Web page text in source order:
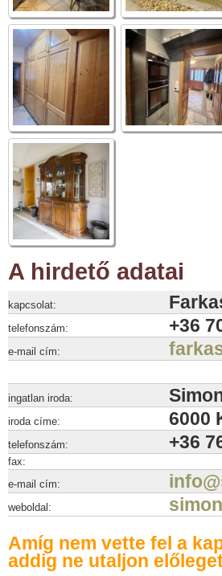
A hirdető adatai
kapcsolat:
telefonszám: +36
e-mail cím:
ingatlan iroda:
iroda címe: 6000
telefonszám: +36
fax:
e-mail cím:
weboldal:
Amíg nem vette fel a
addig ne utaljon